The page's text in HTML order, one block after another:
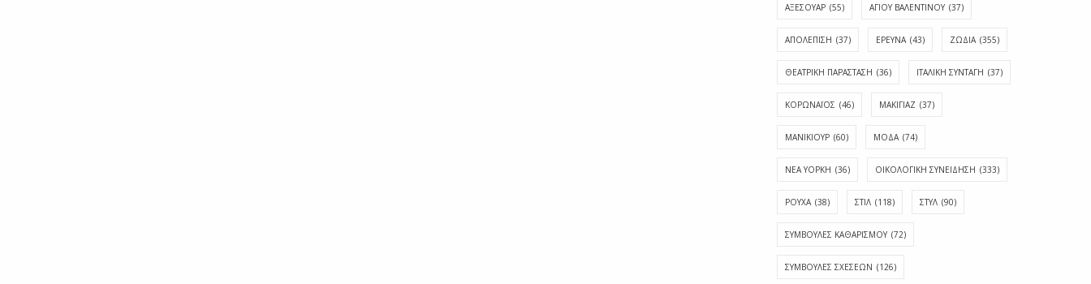
ΑΞΕΣΟΥΑΡ (55) ΑΓΊΟΥ ΒΑΛΕΝΤΊΝΟΥ (37)
ΑΠΟΛΈΠΙΣΗ (37) ΕΡΕΥΝΑ (43) ΖΩΔΙΑ (355)
ΘΕΑΤΡΙΚΗ ΠΑΡΑΣΤΑΣΗ (36) ΙΤΑΛΙΚΗ ΣΥΝΤΑΓΗ (37)
ΚΟΡΩΝΑΪΟΣ (46) ΜΑΚΙΓΙΑΖ (37)
ΜΑΝΙΚΙΟΥΡ (60) ΜΟΔΑ (74)
ΝΕΑ ΥΟΡΚΗ (36) ΟΙΚΟΛΟΓΙΚΗ ΣΥΝΕΙΔΗΣΗ (333)
ΡΟΥΧΑ (38) ΣΤΙΛ (118) ΣΤΥΛ (90)
ΣΥΜΒΟΥΛΕΣ ΚΑΘΑΡΙΣΜΟΥ (72)
ΣΥΜΒΟΥΛΕΣ ΣΧΕΣΕΩΝ (126)